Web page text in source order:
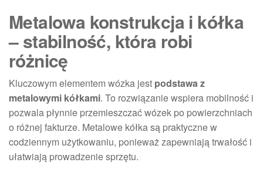
Metalowa konstrukcja i kółka
– stabilność, która robi
różnicę
Kluczowym elementem wózka jest podstawa z
metalowymi kółkami. To rozwiązanie wspiera mobilność i
pozwala płynnie przemieszczać wózek po powierzchniach
o różnej fakturze. Metalowe kółka są praktyczne w
codziennym użytkowaniu, ponieważ zapewniają trwałość i
ułatwiają prowadzenie sprzętu.